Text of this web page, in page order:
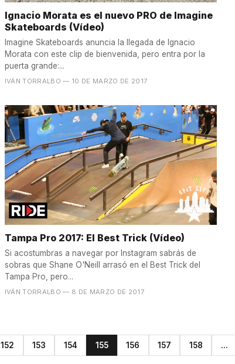
Ignacio Morata es el nuevo PRO de Imagine
Skateboards (Vídeo)
Imagine Skateboards anuncia la llegada de Ignacio
Morata con este clip de bienvenida, pero entra por la
puerta grande:...
IVÁN TORRALBO — 10 DE MARZO DE 2017
Tampa Pro 2017: El Best Trick (Vídeo)
Si acostumbras a navegar por Instagram sabrás de
sobras que Shane O'Neill arrasó en el Best Trick del
Tampa Pro, pero...
IVÁN TORRALBO — 8 DE MARZO DE 2017
152 153 154 155 156 157 158 ...